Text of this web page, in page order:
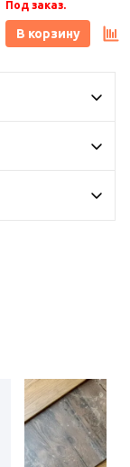
Плитонит
Под заказ.
В корзину